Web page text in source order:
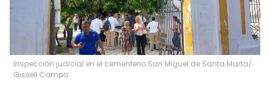
Inspección judicial en el cementerio San Miguel de Santa Marta/
Gissell Campo